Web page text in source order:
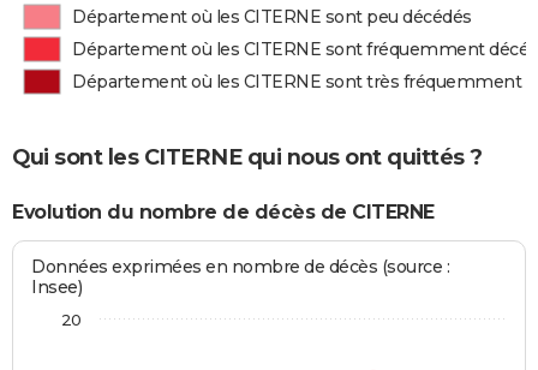
Département où les CITERNE sont peu décédés
Département où les CITERNE sont fréquemment
Département où les CITERNE sont très fréquemment
Qui sont les CITERNE qui nous ont quittés ?
Evolution du nombre de décès de CITERNE
Données exprimées en nombre de décès (source :
Insee)
20